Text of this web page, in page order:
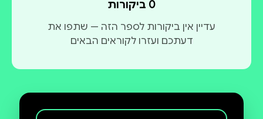
0 ביקורות
עדיין אין ביקורות לספר הזה — שתפו את
דעתכם ועזרו לקוראים הבאים